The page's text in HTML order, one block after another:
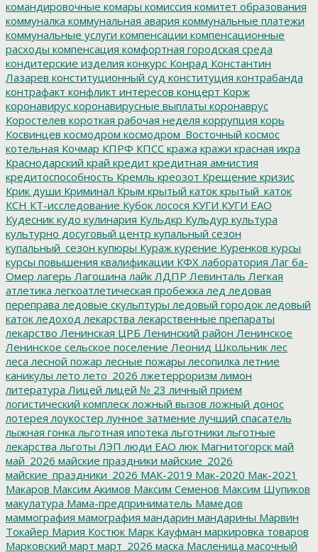
командировочные комары комиссия комитет образования
коммуналка коммунальная авария коммунальные платежи
коммунальные услуги компенсации компенсационные
расходы компенсация комфортная городская среда
кондитерские изделия конкурс Конрад Константин
Лазарев конституционный суд конституция контрабанда
контрафакт конфликт интересов концерт Корж
коронавирус коронавирусные выплаты коронаврус
Коростелев короткая рабочая неделя коррупция корь
Косвинцев космодром космодром_Восточный космос
котельная Кочмар КПРФ КПСС кража кражи красная икра
Краснодарский край кредит кредитная амнистия
кредитоспособность Кремль креозот Крещение кризис
Крик души Криминал Крым крытый каток крытый_каток
КСН КТ-исследование Кубок лосося КУГИ КУГИ ЕАО
Кудесник кудо кулинария Кульдкр Кульдур культура
культурно досуговый центр купальный сезон
купальный_сезон купюры Кураж курение Куренков курсы
курсы повышения квалификации КФХ лаборатория Лаг ба-
Омер лагерь Лагошина лайк ЛДПР Левинталь Легкая
атлетика легкоатлетическая пробежка лед ледовая
переправа ледовые скульптуры ледовый городок ледовый
каток ледоход лекарства лекарственные препараты
лекарство Ленинская ЦРБ Ленинский район Ленинское
Ленинское сельское поселение Леонид Школьник лес
леса лесной пожар лесные пожары лесопилка летние
каникулы лето лето_2026 лжетерроризм лимон
литература Лицей лицей № 23 личный прием
логистический комплеск ложный вызов ложный донос
лотерея лоукостер лунное затмение лучший спасатель
лыжная гонка льготная ипотека льготники льготные
лекарства льготы ЛЭП люди ЕАО люк Магнитогорск май
май_2026 майские праздники майские_2026
майские_праздники_2026 МАК-2019 Мак-2020 Мак-2021
Макаров Максим Акимов Максим Семенов Максим Шупиков
макулатура Мама-предприниматель Мамедов
маммография мамография мандарин мандарины Марвин
Токайер Мария Костюк Марк Кауфман маркировка товаров
Марковский март март_2026 маска Масленица масочный